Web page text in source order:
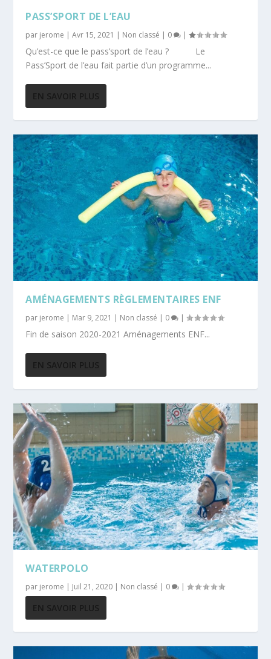
PASS’SPORT DE L’EAU
par jerome |Avr 15, 2021 | Non classé | 0 |
Qu’est-ce que le pass’sport de l’eau ? Le
Pass’Sport de l’eau fait partie d’un programme...
AMÉNAGEMENTS RÈGLEMENTAIRES ENF
par jerome | Mar 9, 2021 | Non classé | 0 |
Fin de saison 2020-2021 Aménagements ENF...
WATERPOLO
par jerome | Juil 21, 2020 | Non classé | 0 |